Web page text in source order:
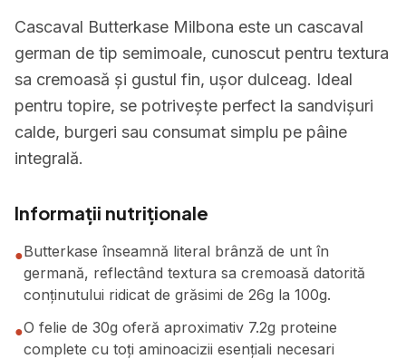
Cascaval Butterkase Milbona este un cascaval
german de tip semimoale, cunoscut pentru textura
sa cremoasă și gustul fin, ușor dulceag. Ideal
pentru topire, se potrivește perfect la sandvișuri
calde, burgeri sau consumat simplu pe pâine
integrală.
Informații nutriționale
●Butterkase înseamnă literal brânză de unt în
germană, reflectând textura sa cremoasă datorită
conținutului ridicat de grăsimi de 26g la 100g.
●O felie de 30g oferă aproximativ 7.2g proteine
complete cu toți aminoacizii esențiali necesari